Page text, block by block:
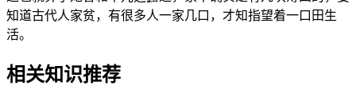
知道古代人家贫，有很多人一家几口，才知指望着一口田生
活。
相关知识推荐